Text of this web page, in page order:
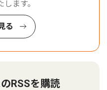
ます。
る
RSSを購読